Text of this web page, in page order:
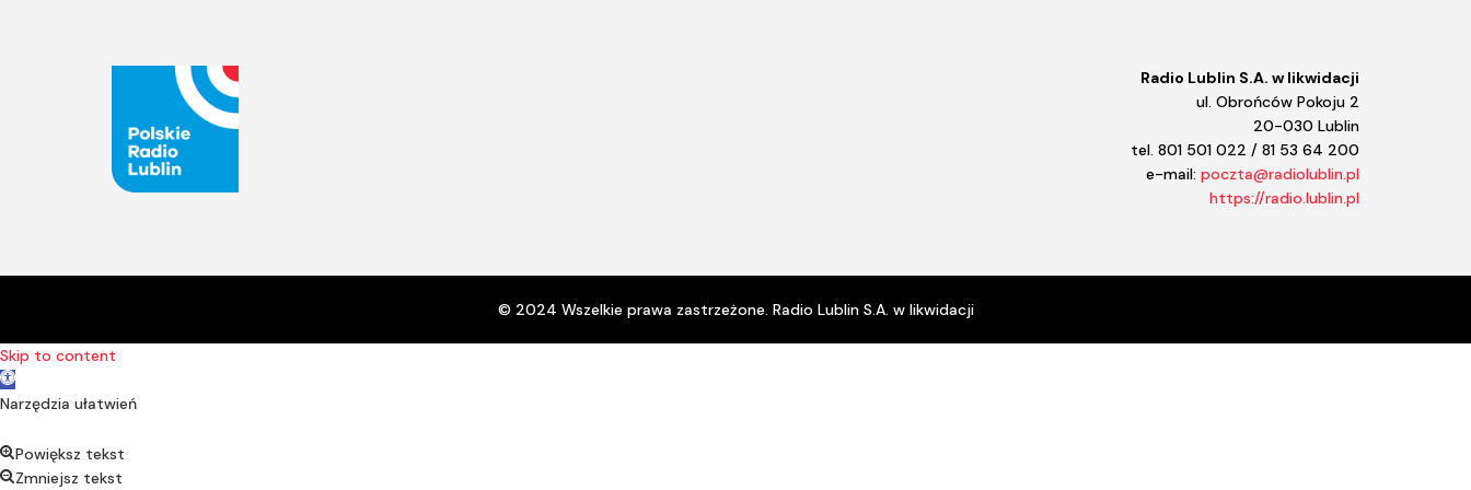
Radio Lublin S.A. w likwidacji
ul. Obrońców Pokoju 2
20-030 Lublin
tel. 801 501 022 / 81 53 64 200
e-mail: poczta@radiolublin.pl
https://radio.lublin.pl
© 2024 Wszelkie prawa zastrzeżone. Radio Lublin S.A. w likwidacji
Skip to content
Open toolbar
Narzędzia ułatwień
Powiększ tekst
Zmniejsz tekst